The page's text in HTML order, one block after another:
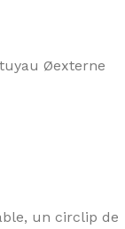
Øexterne
un circlip de